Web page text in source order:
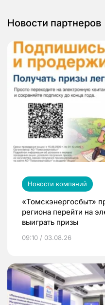
Новости партнеров
Новости компаний
«Томскэнергосбыт»
региона перейти на
выиграть призы
09:10 / 03.08.26